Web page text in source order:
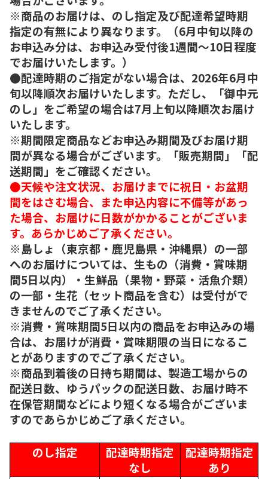
※商品のお届けは、のし指定及び配達希望時期
指定の有無により異なります。（6月中旬以降の
お申込み分は、お申込み受付後1週間～10日程度
でお届けいたします。）
●配達時期のご指定がない場合は、2026年6月中
旬以降順次お届けいたします。ただし、「御中元
のし」をご希望の場合は7月上旬以降順次お届け
いたします。
※期間限定商品などお申込み期間及びお届け期
間が異なる場合がございます。「販売期間」「配
送期間」をご確認ください。
●天候や注文状況、お届けまでに祝日・お盆期
間をはさむ場合、また申込内容に不備等があっ
た場合、お届けに日数がかかることがございま
す。あらかじめご了承ください。
※島しょ（東京都・鹿児島県・沖縄県）の一部
へのお届けについては、生もの（消費・賞味期
間5日以内）・生鮮品（果物・野菜・活魚介類）
の一部・生花（セット商品を含む）は受付がで
きませんのでご了承ください。
※消費・賞味期間5日以内の商品をお申込みの場
合は、お届けが消費・賞味期限の当日になるこ
とがありますのでご了承ください。
※商品到着後の日持ち期間は、製造工場からの
配送日数、ゆうパックの配送日数、お届け時不
在保管期間などにより短くなる場合がございま
すのであらかじめご了承ください。
のし指定
配達時期指定
なし
配達時期指定
あり